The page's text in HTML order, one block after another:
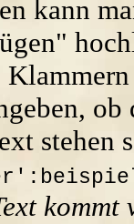
kann
stehen
kommt